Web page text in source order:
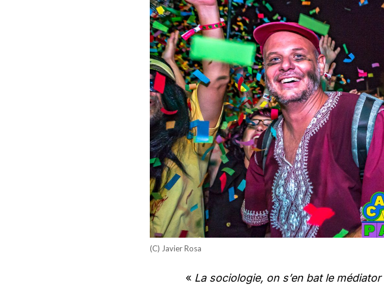
(C) Javier Rosa
« La sociologie, on s’en bat le médiator